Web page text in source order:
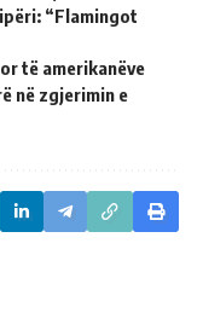
“Flamingot
të amerikanëve
në zgjerimin e